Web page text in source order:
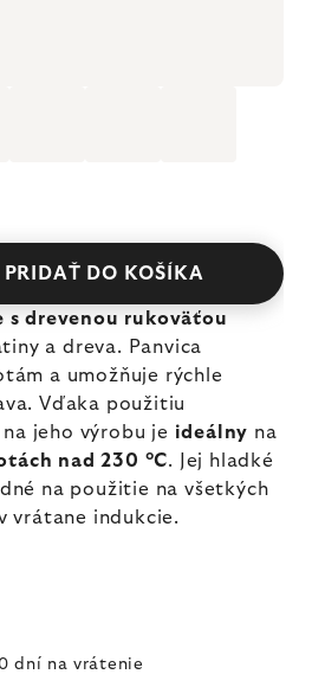
PRIDAŤ DO KOŠÍKA
s drevenou rukoväťou
a dreva. Panvica
a umožňuje rýchle
Vďaka použitiu
jeho výrobu je ideálny na
nad 230 °C. Jej hladké
na použitie na všetkých
vrátane indukcie.
dní na vrátenie